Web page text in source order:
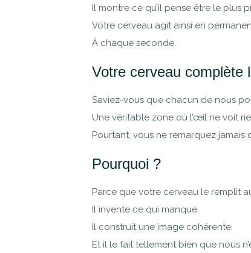
Il montre ce qu’il pense être le plus
Votre cerveau agit ainsi en
À chaque seconde.
Votre cerveau complète
Saviez-vous que chacun de nous
Une véritable zone où l’œil ne voit
Pourtant, vous ne remarquez jamais
Pourquoi ?
Parce que votre cerveau le remplit
Il invente ce qui manque.
Il construit une image cohérente.
Et il le fait tellement bien que nous